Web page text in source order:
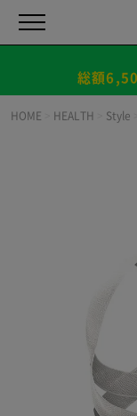
総額
HOME HEALTH Style